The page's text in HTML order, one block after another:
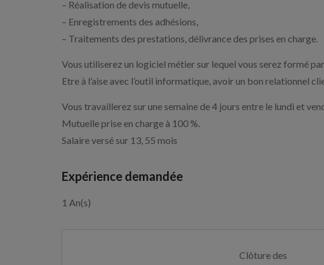
– Réalisation de devis mutuelle,
– Enregistrements des adhésions,
– Traitements des prestations, délivrance des prises en charge.
Vous utiliserez un logiciel métier sur lequel vous serez formé
Etre à l’aise avec l’outil informatique, avoir un bon relationnel
Vous travaillerez sur une semaine de 4 jours entre le lundi et
Mutuelle prise en charge à 100 %.
Salaire versé sur 13, 55 mois
Expérience demandée
1 An(s)
Clôture des